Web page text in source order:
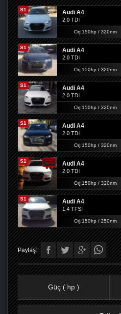
S1 Audi A4
2.0 TDI
Orj:150hp / 320nm
S1 Audi A4
2.0 TDI
Orj:150hp / 320nm
S1 Audi A4
2.0 TDI
Orj:150hp / 320nm
S1 Audi A4
2.0 TDI
Orj:150hp / 320nm
S1 Audi A4
2.0 TDI
Orj:150hp / 320nm
S1 Audi A4
1.4 TFSI
Orj:150hp / 250nm
Paylaş:
Güç ( hp )